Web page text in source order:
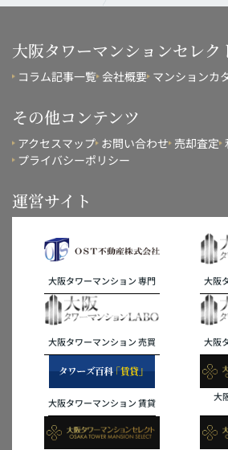
大阪タワーマンションセレク
コラム記事一覧 会社概要 マンションカ
その他コンテンツ
アクセスマップ お問い合わせ 売却査定
プライバシーポリシー
運営サイト
大阪タワーマンション 専門 大阪
大阪タワーマンション 売買 大阪
大阪タワーマンション 賃貸
大